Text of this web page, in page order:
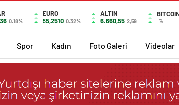
0.18%
EURO
55,2510 0.32%
ALTIN
6.660,55 2,59
BITCOIN
%
Spor Kadın Foto Galeri Videolar